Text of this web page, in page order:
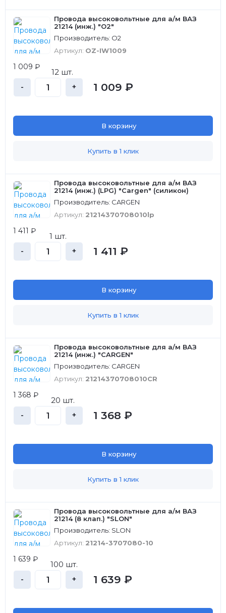
Провода высоковольтные для а/м ВАЗ
21214 (инж.) "О2"
Производитель: О2
Артикул: OZ-IW1009
1 009 ₽
12 шт.
- + 1 009 ₽
В корзину
Купить в 1 клик
Провода высоковольтные для а/м ВАЗ
21214 (инж.) (LPG) "Cargen" (силикон)
Производитель: CARGEN
Артикул: 21214370708010lp
1 411 ₽
1 шт.
- + 1 411 ₽
В корзину
Купить в 1 клик
Провода высоковольтные для а/м ВАЗ
21214 (инж.) "CARGEN"
Производитель: CARGEN
Артикул: 21214370708010CR
1 368 ₽
20 шт.
- + 1 368 ₽
В корзину
Купить в 1 клик
Провода высоковольтные для а/м ВАЗ
21214 (8 клап.) "SLON"
Производитель: SLON
Артикул: 21214-3707080-10
1 639 ₽
100 шт.
- + 1 639 ₽